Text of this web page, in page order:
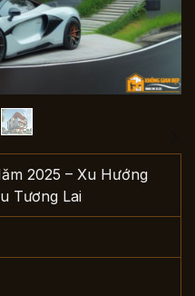
2025 – Xu Hướng
Tương Lai